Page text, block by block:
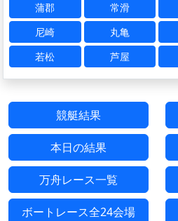
蒲郡
常滑
尼崎
丸亀
若松
芦屋
競艇結果
本日の結果
万舟レース一覧
ボートレース全24会場